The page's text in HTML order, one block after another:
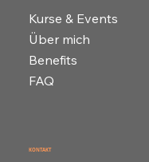
Kurse & Events
Über mich
Benefits
FAQ
KONTAKT